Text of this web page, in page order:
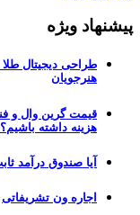
پیشنهاد ویژه
طراحی دیجیتال طلا
هنرجویان
قیمت گرین وال و
هزینه داشته باشیم؟
آیا صندوق درآمد
اجاره ون تشریفاتی